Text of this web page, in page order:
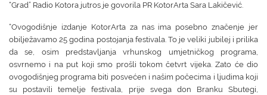
“Grad” Radio Kotora jutros je govorila PR KotorArta Sara Lakičević.
“Ovogodišnje izdanje KotorArta za nas ima posebno značenje jer
obilježavamo 25 godina postojanja festivala. To je veliki jubilej i prilika
da se, osim predstavljanja vrhunskog umjetničkog programa,
osvrnemo i na put koji smo prošli tokom četvrt vijeka. Zato će dio
ovogodišnjeg programa biti posvećen i našim počecima i ljudima koji
su postavili temelje festivala, prije svega don Branku Sbutegi,